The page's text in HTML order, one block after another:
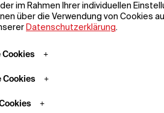
im Rahmen Ihrer individuellen
über die Verwendung von Cookies
Datenschutzerklärung.
Cookies
Cookies